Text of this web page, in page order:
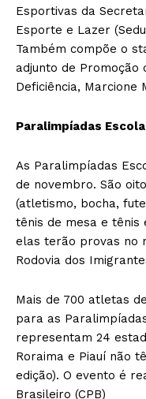
Esportivas da
Esporte e Lazer
Também compõe o
adjunto de Promoção
Deficiência, Marcione
Paralimpíadas
As Paralimpíadas
de novembro. São
(atletismo, bocha,
tênis de mesa e tênis
elas terão provas no
Rodovia dos
Mais de 700 atletas
para as
representam 24
Roraima e Piauí não
edição). O evento é
Brasileiro (CPB)